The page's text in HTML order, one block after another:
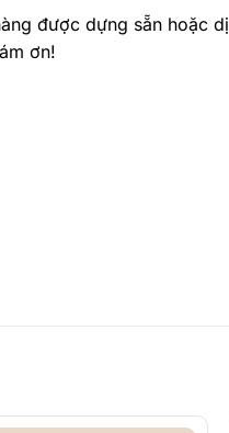
được dựng sẵn hoặc
ơn!